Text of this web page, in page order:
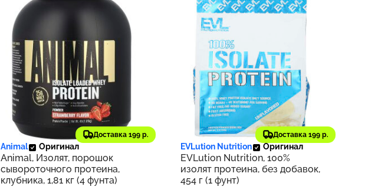
Доставка 199 р.
8 040 ₽ 804
Animal Оригинал
Animal, Изолят, порошок
сывороточного протеина,
клубника, 1,81 кг (4 фунта)
Доставка 199 р.
3 283 ₽ 328
EVLution Nutrition Оригинал
EVLution Nutrition, 100%
изолят протеина, без добавок,
454 г (1 фунт)